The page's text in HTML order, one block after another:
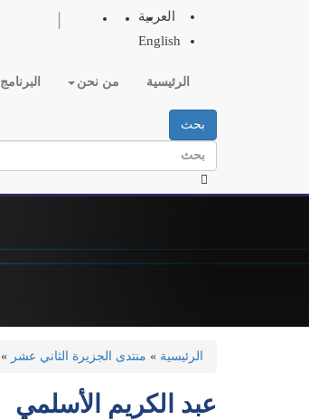
العربية
English
|
الرئيسية من نحن البرنامج
بحث
الرئيسية » منتدى الجزيرة الثاني عشر »
عبد الكريم الأسلمي